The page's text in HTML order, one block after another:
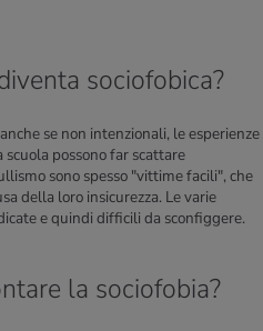
sociofobica?
se non intenzionali, le esperienze
possono far scattare
sono spesso "vittime facili", che
della loro insicurezza. Le varie
e quindi difficili da sconfiggere.
la sociofobia?